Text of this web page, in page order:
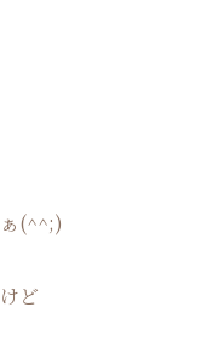
(^^;)
ど